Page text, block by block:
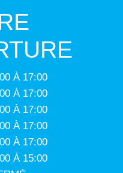
À 17:00
À 17:00
À 17:00
À 17:00
À 17:00
À 15:00